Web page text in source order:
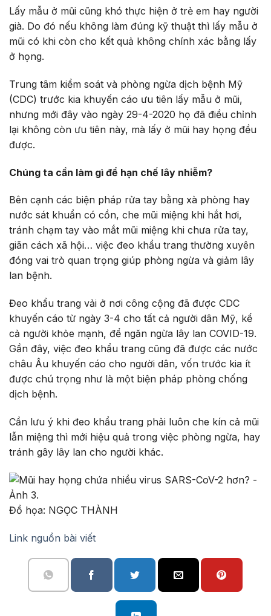
Lấy mẫu ở mũi cũng khó thực hiện ở trẻ em hay người
già. Do đó nếu không làm đúng kỹ thuật thì lấy mẫu ở
mũi có khi còn cho kết quả không chính xác bằng lấy
ở họng.
Trung tâm kiểm soát và phòng ngừa dịch bệnh Mỹ
(CDC) trước kia khuyến cáo ưu tiên lấy mẫu ở mũi,
nhưng mới đây vào ngày 29-4-2020 họ đã điều chỉnh
lại không còn ưu tiên này, mà lấy ở mũi hay họng đều
được.
Chúng ta cần làm gì để hạn chế lây nhiễm?
Bên cạnh các biện pháp rửa tay bằng xà phòng hay
nước sát khuẩn có cồn, che mũi miệng khi hắt hơi,
tránh chạm tay vào mắt mũi miệng khi chưa rửa tay,
giãn cách xã hội… việc đeo khẩu trang thường xuyên
đóng vai trò quan trọng giúp phòng ngừa và giảm lây
lan bệnh.
Đeo khẩu trang vải ở nơi công cộng đã được CDC
khuyến cáo từ ngày 3-4 cho tất cả người dân Mỹ, kể
cả người khỏe mạnh, để ngăn ngừa lây lan COVID-19.
Gần đây, việc đeo khẩu trang cũng đã được các nước
châu Âu khuyến cáo cho người dân, vốn trước kia ít
được chú trọng như là một biện pháp phòng chống
dịch bệnh.
Cần lưu ý khi đeo khẩu trang phải luôn che kín cả mũi
lẫn miệng thì mới hiệu quả trong việc phòng ngừa, hay
tránh gây lây lan cho người khác.
Đồ họa: NGỌC THÀNH
Link nguồn bài viết